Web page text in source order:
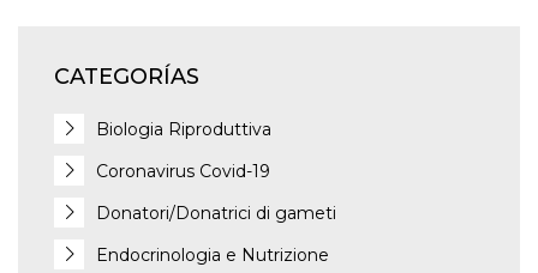
CATEGORÍAS
Biologia Riproduttiva
Coronavirus Covid-19
Donatori/Donatrici di gameti
Endocrinologia e Nutrizione